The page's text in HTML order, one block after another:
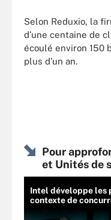
Selon Reduxio, la
d’une centaine de
écoulé environ 150
plus d’un an.
Pour
et Unités de
Intel développe les
contexte de